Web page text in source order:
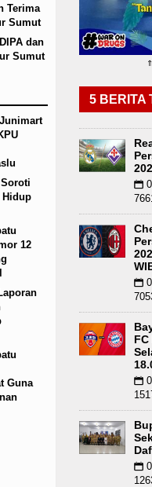
Pelayanan
Terima
Sumut
dan
Sumut
Soroti
Hidup
12
Guna
⇑
5 BERITA
📅
📅
📅
📅